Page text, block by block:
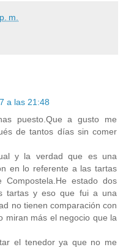
m.
a las 21:48
puesto.Que a gusto me
de tantos días sin comer
y la verdad que es una
en lo referente a las tartas
estado dos
tartas y eso que fui a una
no tienen comparación con
miran más el negocio que la
el tenedor ya que no me